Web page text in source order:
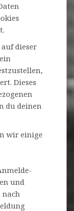
dieser
Dieses
du deinen
wir einige
und
nach